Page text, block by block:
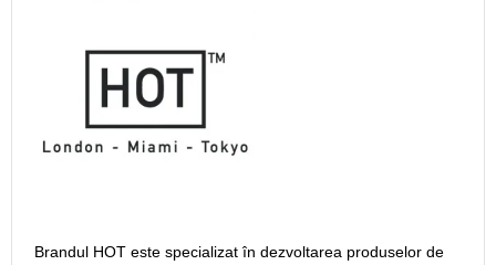
Brandul HOT este specializat în dezvoltarea produselor de